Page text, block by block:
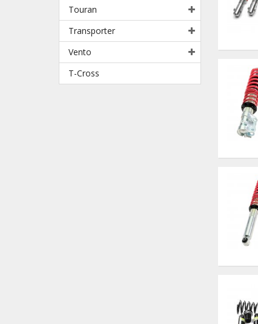
Touran
Transporter
Vento
T-Cross